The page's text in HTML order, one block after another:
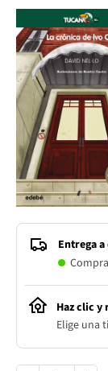
Entrega
Haz clic y
Elige una